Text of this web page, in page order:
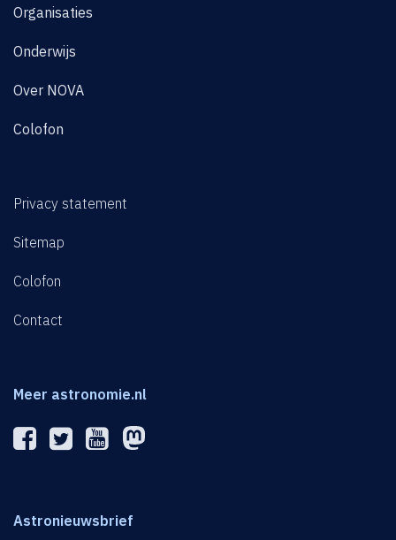
Organisaties
Onderwijs
Over NOVA
Colofon
Privacy statement
Sitemap
Colofon
Contact
Meer astronomie.nl
Astronieuwsbrief